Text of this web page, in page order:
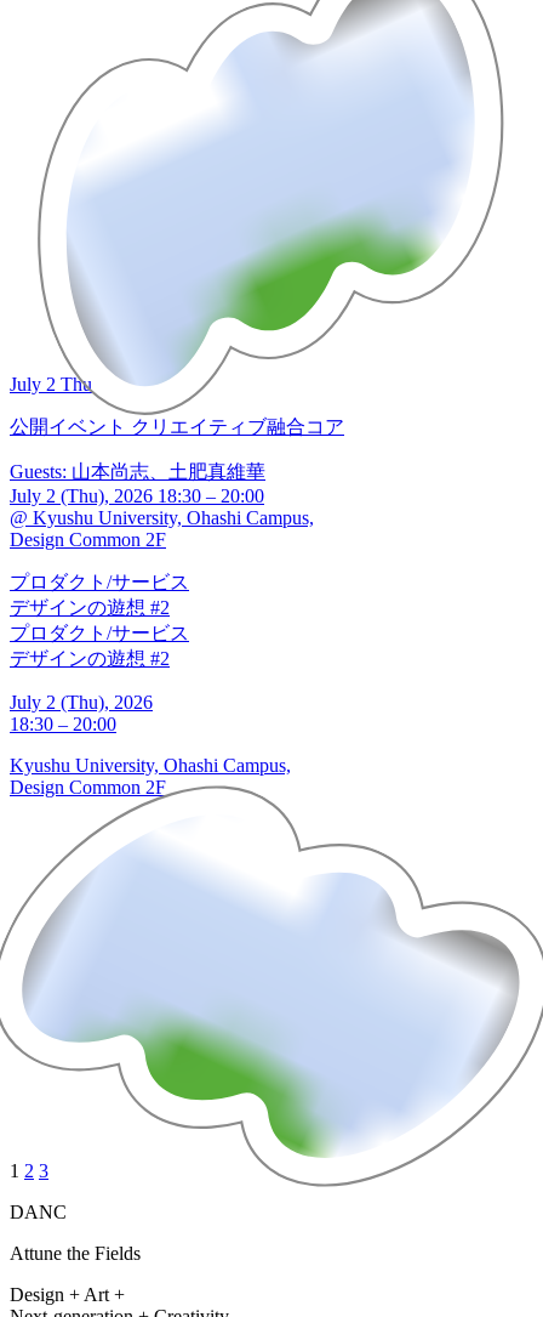
July 2 Thu
公開イベント クリエイティブ融合コア
Guests: 山本尚志、土肥真維華
July 2 (Thu), 2026 18:30 – 20:00
@ Kyushu University, Ohashi Campus,
Design Common 2F
プロダクト/サービス
デザインの遊想 #2
プロダクト/サービス
デザインの遊想 #2
July 2 (Thu), 2026
18:30 – 20:00
Kyushu University, Ohashi Campus,
Design Common 2F
1 2 3
DANC
Attune the Fields
Design + Art +